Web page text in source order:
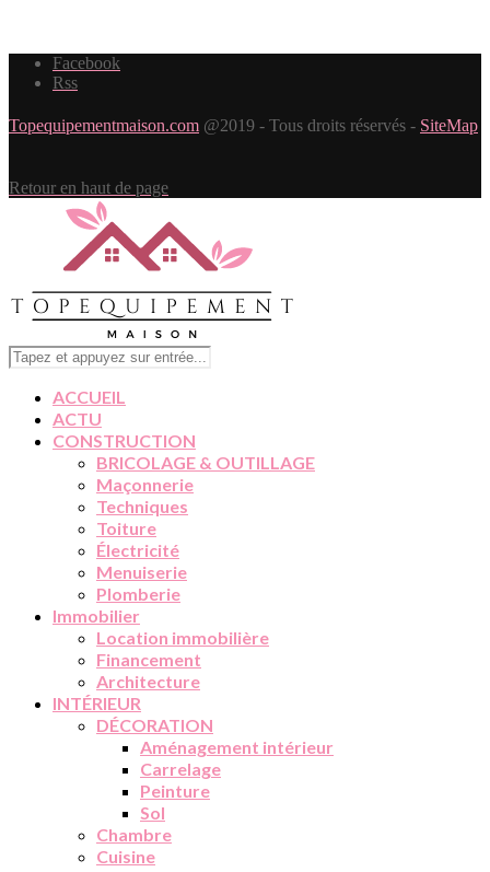
Facebook
Rss
Topequipementmaison.com @2019 - Tous droits réservés - SiteMap
Retour en haut de page
ACCUEIL
ACTU
CONSTRUCTION
BRICOLAGE & OUTILLAGE
Maçonnerie
Techniques
Toiture
Électricité
Menuiserie
Plomberie
Immobilier
Location immobilière
Financement
Architecture
INTÉRIEUR
DÉCORATION
Aménagement intérieur
Carrelage
Peinture
Sol
Chambre
Cuisine